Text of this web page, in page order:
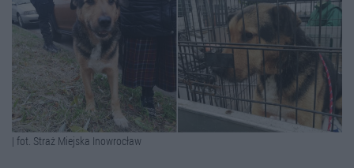
| fot. Straż Miejska Inowrocław